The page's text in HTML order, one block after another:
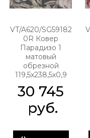
VT/A620/SG59182
0R Ковер
Парадизо 1
матовый
обрезной
119,5x238,5x0,9
30 745
руб.